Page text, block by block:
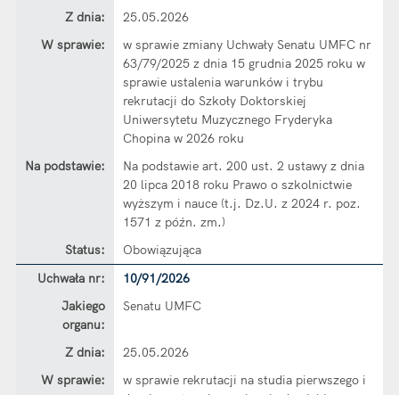
Z dnia:
25.05.2026
W sprawie:
w sprawie zmiany Uchwały Senatu UMFC nr
63/79/2025 z dnia 15 grudnia 2025 roku w
sprawie ustalenia warunków i trybu
rekrutacji do Szkoły Doktorskiej
Uniwersytetu Muzycznego Fryderyka
Chopina w 2026 roku
Na podstawie:
Na podstawie art. 200 ust. 2 ustawy z dnia
20 lipca 2018 roku Prawo o szkolnictwie
wyższym i nauce (t.j. Dz.U. z 2024 r. poz.
1571 z późn. zm.)
Status:
Obowiązująca
Uchwała nr:
10/91/2026
Jakiego
organu:
Senatu UMFC
Z dnia:
25.05.2026
W sprawie:
w sprawie rekrutacji na studia pierwszego i